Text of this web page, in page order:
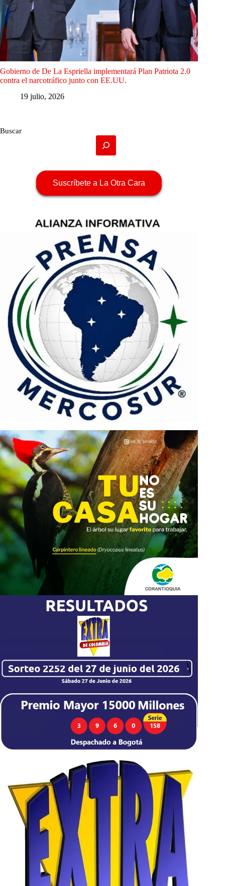
Gobierno de De La Espriella implementará Plan Patriota 2.0
contra el narcotráfico junto con EE.UU.
19 julio, 2026
Buscar
Suscríbete a La Otra Cara